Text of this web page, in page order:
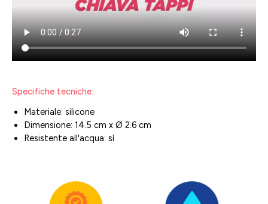
Specifiche tecniche:
Materiale: silicone
Dimensione: 14.5 cm x Ø 2.6 cm
Resistente all'acqua: sì